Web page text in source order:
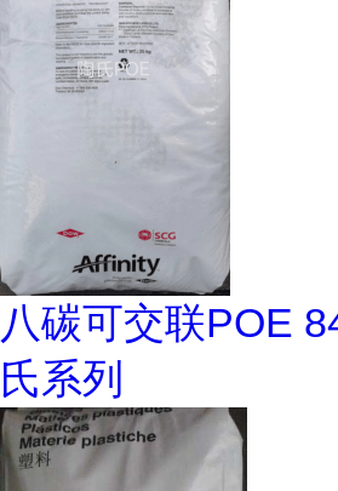
八碳可交联POE
氏系列